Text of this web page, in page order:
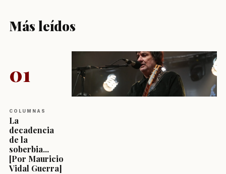
Más leídos
01
COLUMNAS
La
decadencia
de la
soberbia...
[Por Mauricio
Vidal Guerra]